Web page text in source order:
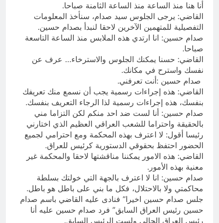
أنا هنا منذ الساعة منذ الساعة الثامنة صباحا.
القاضي: يرجى الجلوس سيد صدام، سنأخذ المعلومات
التفصيلية للمتهمين الآخرين لاحقا لنبدأ بصدام حسين.
صدام حسين: انا ارتدي هذه الملابس منذ الساعة التاسعة
صباحا.
القاضي: حسنا يمكنك الجلوس والاسترخاء… عرف عن
نفسك واسترح في مكانك.
صدام حسين :أنت تعرفني.
القاضي: هذه إجراءات رسمية يجب أن نسمع منك تعريفك
بنفسك، هذه إجراءات رسمية لذا الرجاء التعريف بنفسك.
صدام حسين: أنا لست ضد احد منكم لكن التزاما مني
بالحقيقة واحتراما للشعب العراقي العظيم الذي اختارني
رئيسا أقول: لا اعترف بهذه المحكمة ومع احترامي لجميع
الحضور احتفظ بحقوقي الدستورية كرئيس للعراق.
القاضي: هذه الامور يمكننا مناقشتها لاحقا والمحكمة غير
معنية بهذه الأمور.
صدام حسين: انا لا اعترف بالجهة التي خولتك بسلطة
محاكمتي ولا بالاحتلال، فكل ما بني على باطل هو باطل.
جلس صدام حسين اخيرا” فنادى عليه القاضي باسم صدام
حسين رئيس العراق السابق” فرد صدام حسين عليه أنا
رئيس العراق الحالي ولست الرئيس السابق.